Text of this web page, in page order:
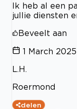
Ik heb al een
jullie diensten
Beveelt aan
1 March 2025
L.H.
Roermond
delen